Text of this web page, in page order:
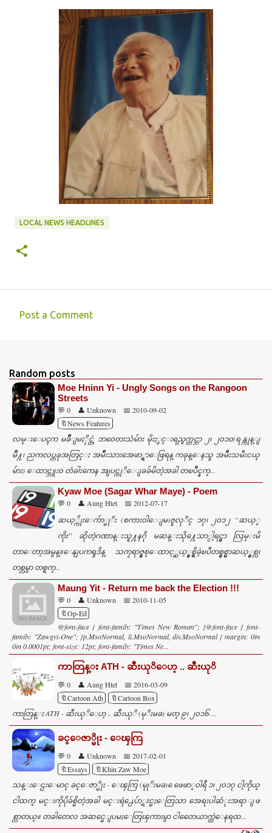
LOCAL NEWS HEADLINES
m
e
n
s
Post a Comment
Random posts
Moe Hninn Yi - Ungly Songs on the Rangoon
Streets
💬 0 👤 Unknown
📅 2010-09-02
🔖News Features
လမ္းေပၚက မခ်ိဳျမႏိုင္တဲ့ ဘ၀ေတးသံမ်ား မိုးႏွင္းရည္စက္တင္ဘာ ၂၊ ၂၀၁၀(ရန္ကုန္ျ
မိဳ႔၊ ညကလပ္တခုအတြင္း အမ်ဳိးသားအေဖာ္ရွာေဖြရန္ ကခုန္ေနသူ အမ်ဳိးသမီးငယ္
မ်ား) ေထာင္ဘူး၀ တံခါးကေန အျပင္ကုိေျခခ်မိတဲ့အခါ တၿပိဳင္နက္...
Kyaw Moe (Sagar Whar Maye) - Poem
💬 0 👤 Aung Htet
📅 2012-07-17
ဆယ့္ကိုးေက်ာ္မုိး (စကား၀ါေျမ)ဇူလုိင္ ၁၇၊ ၂၀၁၂ “ဆယ့္
ကိုး” ဆိုတဲ့ဂဏာန္းသူ႔နဂို မဆန္းသို႔ေသာ္ငါ့ရင္မွာ လြမ္းမိ
တာေတာ့အမွန္။ေနျပကၡဒိန္ သကၠရာဇ္နွစ္ေထာင့္ဆယ့္နွစ္ရွိခဲ့ၿပီတစ္နွစ္မွာဆယ့္နွစ္လ၊
တစ္လမွာ တစ္ရက္...
Maung Yit - Return me back the Election !!!
💬 0 👤 Unknown
📅 2010-11-05
🔖Op-Ed
@font-face { font-family: "Times New Roman"; }@font-face { font-
family: "Zawgyi-One"; }p.MsoNormal, li.MsoNormal, div.MsoNormal { margin: 0in
0in 0.0001pt; font-size: 12pt; font-family: "Times Ne...
ကာတြန္း ATH - ဆီးယုိေဟ့ .. ဆီးယုိ
💬 0 👤 Aung Htet
📅 2016-03-09
🔖Cartoon Ath
🔖Cartoon Box
ကာတြန္း ATH - ဆီးယုိေဟ့ .. ဆီးယုိ (မုိးမခ) မတ္ ၉၊ ၂၀၁၆ ...
ခင္ေဇာ္မိုး - ေၾကြ
💬 0 👤 Unknown
📅 2017-02-01
🔖Essays
🔖Khin Zaw Moe
သန္းေဌးေမာင္ ခင္ေဇာ္မိုး - ေၾကြ (မုုိးမခ) ေဖေဖာ္၀ါရီ ၁၊ ၂၀၁၇ ငါ့ကိုယ္
ငါထက္ မင္းကိုပိုခ်စ္မိတဲ့အခါ မင္းရဲ႕ေပ်ာ္ရႊင္မႈေတြသာ အေရးပါဆံုးအရာ ျဖ
စ္လာတယ္။ တခါတေလ အဆင္မေျပမႈေတြၾကားမွာ ငါတေေယာက္ထဲေနရထ...